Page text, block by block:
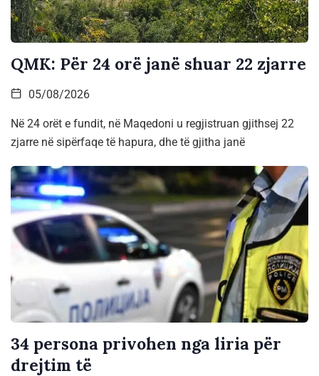
QMK: Për 24 orë janë shuar 22 zjarre
05/08/2026
Në 24 orët e fundit, në Maqedoni u regjistruan gjithsej 22
zjarre në sipërfaqe të hapura, dhe të gjitha janë
34 persona privohen nga liria për
drejtim të